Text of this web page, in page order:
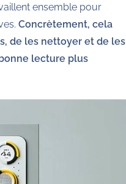
ensemble pour
Concrètement, cela
de les nettoyer et de les
lecture plus